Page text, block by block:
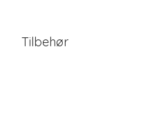
Tilbehør